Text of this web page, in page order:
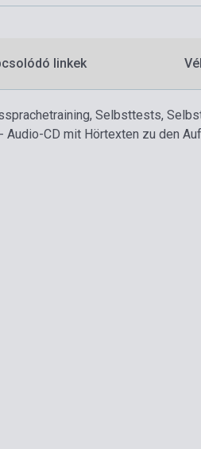
linkek
Selbsttests,
- Audio-CD mit Hörtexten zu den